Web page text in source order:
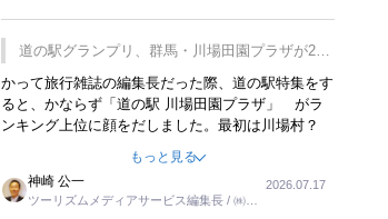
道の駅グランプリ、群馬・川場田園プラザが2連
覇
かって旅行雑誌の編集長だった際、道の駅特集をす
ると、かならず「道の駅 川場田園プラザ」 がラ
ンキング上位に顔をだしました。最初は川場村？
れ永井 彰一社長にインタビューしたら、興味深い
話が次々が飛び出しました。プレゼンも巧みで、今
でも思い出すことが２つあります。一つは、従業員
もっと見る
神崎 公一
ツーリズムメディアサービス編集長 / ㈱ツ
2026.07.17